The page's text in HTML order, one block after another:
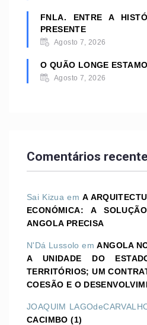
FNLA. ENTRE A
PRESENTE
Agosto 7, 2026
O QUÃO LONGE
Agosto 7, 2026
Comentários
Sai Kizua emA
ECONÓMICA: A
ANGOLA PRECISA
N'Dá Lussolo emANGOLA
A UNIDADE DO
TERRITÓRIOS; UM
COESÃO E O
JOAQUIM
CACIMBO (1)